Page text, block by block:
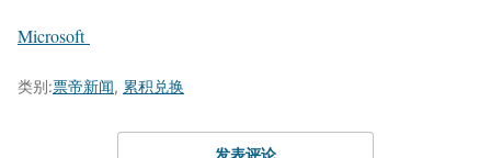
Microsoft
类别:票帝新闻, 累积兑换